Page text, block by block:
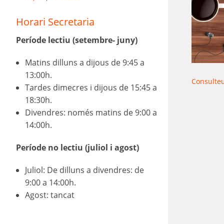
A
Horari Secretaria
Període lectiu (setembre- juny)
Matins dilluns a dijous de 9:45 a
13:00h.
Tardes dimecres i dijous de 15:45 a
18:30h.
Divendres: només matins de 9:00 a
14:00h.
Període no lectiu (juliol i agost)
Juliol: De dilluns a divendres: de
9:00 a 14:00h.
Agost: tancat